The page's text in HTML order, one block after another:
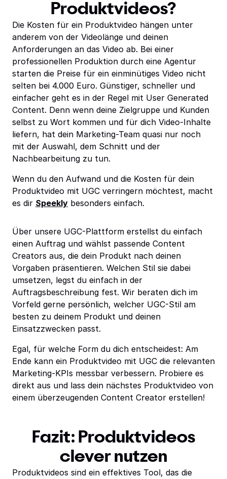
Produktvideos?
Die Kosten für ein Produktvideo hängen unter
anderem von der Videolänge und deinen
Anforderungen an das Video ab. Bei einer
professionellen Produktion durch eine Agentur
starten die Preise für ein einminütiges Video nicht
selten bei 4.000 Euro. Günstiger, schneller und
einfacher geht es in der Regel mit User Generated
Content. Denn wenn deine Zielgruppe und Kunden
selbst zu Wort kommen und für dich Video-Inhalte
liefern, hat dein Marketing-Team quasi nur noch
mit der Auswahl, dem Schnitt und der
Nachbearbeitung zu tun.
Wenn du den Aufwand und die Kosten für dein
Produktvideo mit UGC verringern möchtest, macht
es dir Speekly besonders einfach.
Über unsere UGC-Plattform erstellst du einfach
einen Auftrag und wählst passende Content
Creators aus, die dein Produkt nach deinen
Vorgaben präsentieren. Welchen Stil sie dabei
umsetzen, legst du einfach in der
Auftragsbeschreibung fest. Wir beraten dich im
Vorfeld gerne persönlich, welcher UGC-Stil am
besten zu deinem Produkt und deinen
Einsatzzwecken passt.
Egal, für welche Form du dich entscheidest: Am
Ende kann ein Produktvideo mit UGC die relevanten
Marketing-KPIs messbar verbessern. Probiere es
direkt aus und lass dein nächstes Produktvideo von
einem überzeugenden Content Creator erstellen!
Fazit: Produktvideos
clever nutzen
Produktvideos sind ein effektives Tool, das die